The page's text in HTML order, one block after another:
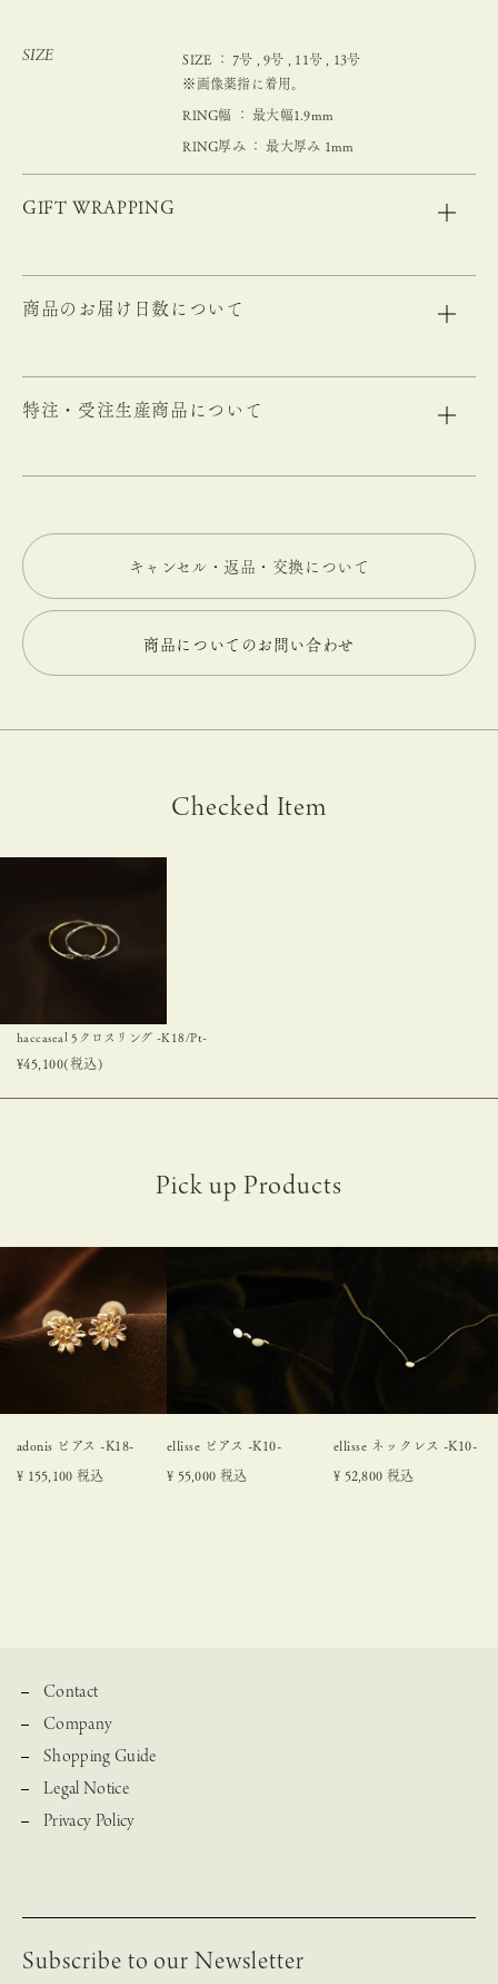
SIZE
SIZE ： 7号 , 9号 , 11号 , 13号
※画像薬指に着用。
RING幅 ： 最大幅1.9mm
RING厚み ： 最大厚み 1mm
GIFT WRAPPING
商品のお届け日数について
特注・受注生産商品について
キャンセル・返品・交換について
商品についてのお問い合わせ
Checked Item
haccaseal 5クロスリング -K18/Pt-
¥45,100(税込)
adonis ピアス -K18-
¥ 155,100 税込
ellisse ピアス -K10-
¥ 55,000 税込
ellisse ネックレス -K10-
¥ 52,800 税込
Subscribe to our Newsletter
Contact
Company
Shopping Guide
Legal Notice
Privacy Policy